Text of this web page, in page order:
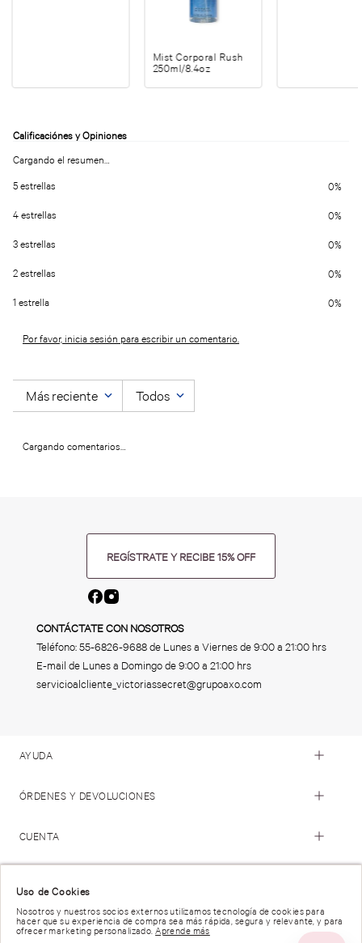
Uso de Cookies
Nosotros y nuestros socios externos utilizamos tecnología de cookies para
hacer que su experiencia de compra sea más rápida, segura y relevante, y para
ofrecer marketing personalizado. Aprende más
Mist Corporal Rush
250ml/8.4oz
Cargando el resumen…
5 estrellas 0%
4 estrellas 0%
3 estrellas 0%
2 estrellas 0%
1 estrella 0%
Por favor, inicia sesión para escribir un comentario.
Más reciente Todos
Cargando comentarios…
REGÍSTRATE Y RECIBE 15% OFF
CONTÁCTATE CON NOSOTROS
Teléfono:55-6826-9688de Lunes a Viernes de 9:00 a 21:00 hrs
E-mail de Lunes a Domingo de 9:00 a 21:00 hrs
servicioalcliente_victoriassecret@grupoaxo.com
AYUDA
ÓRDENES Y DEVOLUCIONES
CUENTA
Términos de Uso |Privacidad y Seguridad |